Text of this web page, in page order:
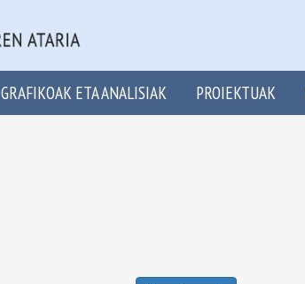
GRAFIKOAK ETA ANALISIAK PROIEKTUAK